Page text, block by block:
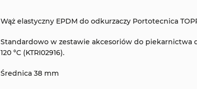
Wąż elastyczny EPDM do odkurzaczy Portotecnica
Standardowo w zestawie akcesoriów do piekarnictwa
120 °C (KTRI02916).
Średnica 38 mm